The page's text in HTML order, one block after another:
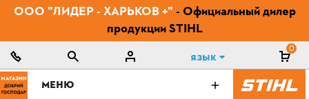
ООО "ЛИДЕР - ХАРЬКОВ +" - Официальный дилер
продукции STIHL
Язык
0
МЕНЮ